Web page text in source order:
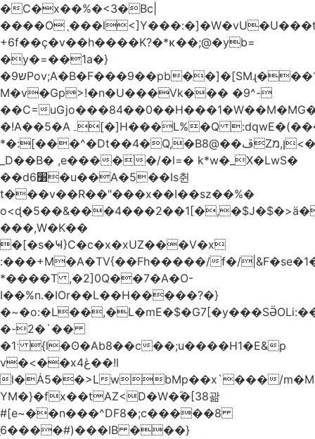
�C�x��%�<3�Bc|
+6f��ç�v��h����K?�*κ��;@�yb=
�y�=��1a�}
�ש9Pov;A�B�F���9��pb��]�[SMɻ���1v-
M�v�Gp>!�n�U���Vk��� �9^-
��C=
�!A��5�Aہ[�]H���L%�Q :dqwE�(���q��X�.bc�1d��\��#X�4��W�� Ldg
*�:[���^�Dt��4�Q,�B8@��ڦZן,מ<�oJ���ލ:�#���YLmh�Y?
_D��B� ,e�����/�l=� k*w�_X�LwS�
��d6׸�u��A�5ׅ��Is췬
t���v��R��"���x��I��sz��%�
���,W�K��
�[�s�Ҹ}C�c�x�xUZ���V�x
:���+M�A�TV{��Fh�����/f�/|&F�
*����T ,�2]0Q��7�A�O-
I��%n.�IOr��L��H�����?�}
�-2�`��
�1ˑ {l�ʘ�Ab8��c��;u����H1�E&p
v�<��xڠ4��!l
l�Ȧ5��>LwbMp��x`���/
YM�}�fx��tAZ<D�W�ؓ�[38괆
#[e~��n���^DF8�;c�����8
ַ6����#)���IB ���}